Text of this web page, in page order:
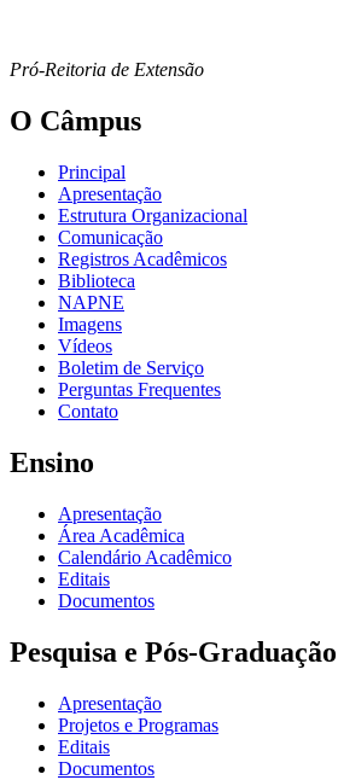
Pró-Reitoria de Extensão
O Câmpus
Principal
Apresentação
Estrutura Organizacional
Comunicação
Registros Acadêmicos
Biblioteca
NAPNE
Imagens
Vídeos
Boletim de Serviço
Perguntas Frequentes
Contato
Ensino
Apresentação
Área Acadêmica
Calendário Acadêmico
Editais
Documentos
Pesquisa e Pós-Graduação
Apresentação
Projetos e Programas
Editais
Documentos